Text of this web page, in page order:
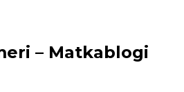
– Matkablogi